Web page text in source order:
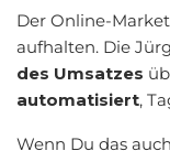
Der Online-
aufhalten. Die
des Umsatzes
automatisiert,
Wenn Du das